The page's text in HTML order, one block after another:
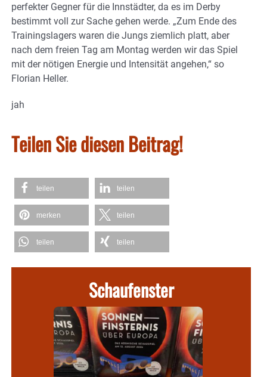
perfekter Gegner für die Innstädter, da es im Derby
bestimmt voll zur Sache gehen werde. „Zum Ende des
Trainingslagers waren die Jungs ziemlich platt, aber
nach dem freien Tag am Montag werden wir das Spiel
mit der nötigen Energie und Intensität angehen,“ so
Florian Heller.
jah
Teilen Sie diesen Beitrag!
teilen teilen
merken teilen
teilen teilen
Schaufenster